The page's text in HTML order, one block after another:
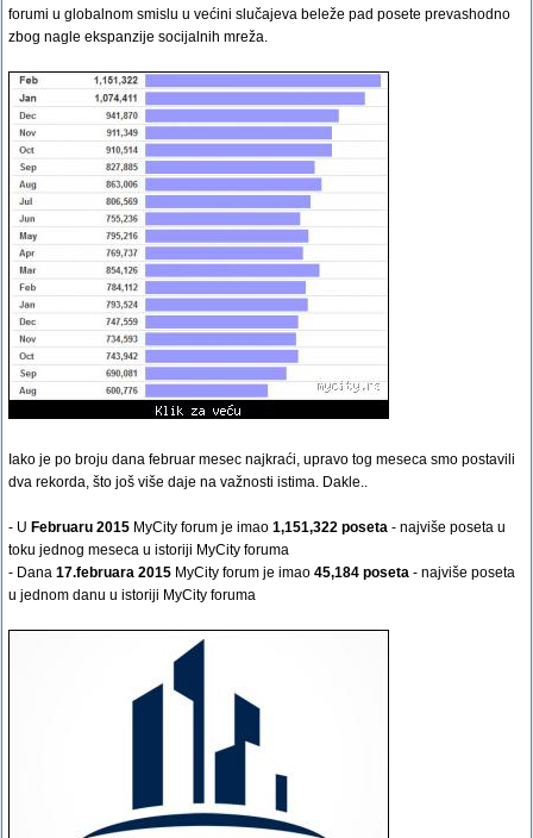
forumi u globalnom smislu u većini slučajeva beleže pad posete prevashodno
zbog nagle ekspanzije socijalnih mreža.
Iako je po broju dana februar mesec najkraći, upravo tog meseca smo postavili
dva rekorda, što još više daje na važnosti istima. Dakle..
- U Februaru 2015 MyCity forum je imao 1,151,322 poseta - najviše poseta u
toku jednog meseca u istoriji MyCity foruma
- Dana 17.februara 2015 MyCity forum je imao 45,184 poseta - najviše poseta
u jednom danu u istoriji MyCity foruma